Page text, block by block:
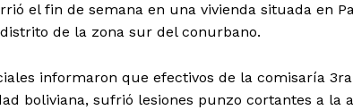
el fin de semana en una vivienda situada en
de la zona sur del conurbano.
informaron que efectivos de la comisaría
boliviana, sufrió lesiones punzo cortantes a